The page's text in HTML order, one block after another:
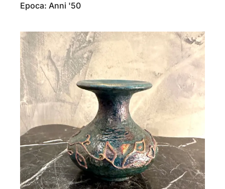
Epoca: Anni '50